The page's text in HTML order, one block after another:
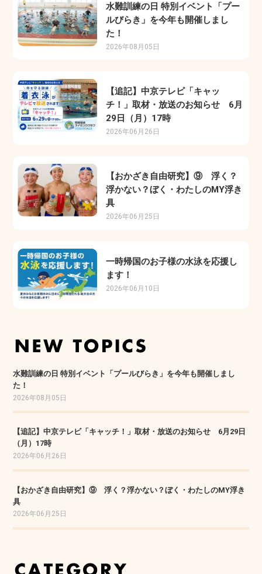
水難訓練の日 特別イベント「プー
ルびらき」を今年も開催しまし
た！
2026年08月05日
【追記】中京テレビ「キャッ
チ！」取材・放送のお知らせ 6月
29日（月）17時
2026年06月26日
【おかざき自由研究】⑨ 浮く？
浮かない？ぼく・わたしのMY浮き
具
2026年06月25日
一時帰国のお子様の水泳を応援し
ます！
2026年06月10日
水難訓練の日 特別イベント「プールびらき」を今年も開催しまし
た！
2026年08月05日
【追記】中京テレビ「キャッチ！」取材・放送のお知らせ 6月29日
（月）17時
2026年06月26日
【おかざき自由研究】⑨ 浮く？浮かない？ぼく・わたしのMY浮き
具
2026年06月25日